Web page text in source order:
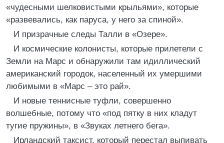
«чудесными шелковистыми крыльями», которые
«развевались, как паруса, у него за спиной».
И призрачные следы Талли в «Озере».
И космические колонисты, которые прилетели с
Земли на Марс и обнаружили там идиллический
американский городок, населенный их умершими
любимыми в «Марс – это рай».
И новые теннисные туфли, совершенно
волшебные, потому что «под пятку в них кладут
тугие пружины», в «Звуках летнего бега».
Ирландский таксист, который перестал выпивать